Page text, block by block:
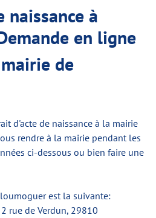
naissance à
en ligne
de
d'acte de naissance à la mairie
rendre à la mairie pendant les
ci-dessous ou bien faire une
est la suivante:
rue de Verdun, 29810